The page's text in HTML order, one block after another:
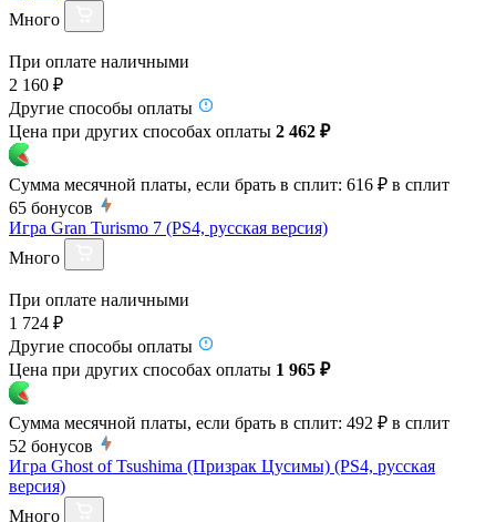
Много
При оплате наличными
2 160 ₽
Другие способы оплаты
Цена при других способах оплаты 2 462 ₽
Сумма месячной платы, если брать в сплит: 616 ₽ в сплит
65 бонусов
Игра Gran Turismo 7 (PS4, русская версия)
Много
При оплате наличными
1 724 ₽
Другие способы оплаты
Цена при других способах оплаты 1 965 ₽
Сумма месячной платы, если брать в сплит: 492 ₽ в сплит
52 бонусов
Игра Ghost of Tsushima (Призрак Цусимы) (PS4, русская
версия)
Много